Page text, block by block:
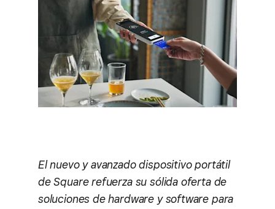
El nuevo y avanzado dispositivo portátil
de Square refuerza su sólida oferta de
soluciones de hardware y software para